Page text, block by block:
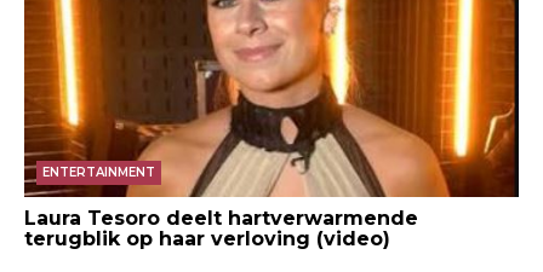
ENTERTAINMENT
Laura Tesoro deelt hartverwarmende
terugblik op haar verloving (video)